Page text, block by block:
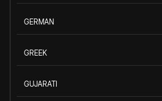
GERMAN
GREEK
GUJARATI